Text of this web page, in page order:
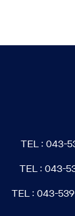
TEL : 043-
TEL : 043-
TEL : 043-